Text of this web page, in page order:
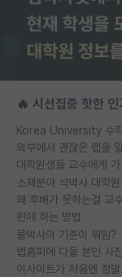
🔥 시선집중 핫한 인
외부에서 괜찮은 랩을
소재분야 석박사 대학
편애 하는 방법
물박사의 기준이 뭐임?
랩홈피에 다들 본인 사
이사이트가 처음엔 정말